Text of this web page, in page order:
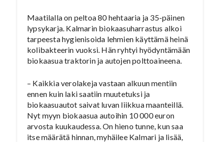
Maatilalla on peltoa 80 hehtaaria ja 35-päinen
lypsykarja. Kalmarin biokaasuharrastus alkoi
tarpeesta hygienisoida lehmien käyttämä heinä
kolibakteerin vuoksi. Hän ryhtyi hyödyntämään
biokaasua traktorin ja autojen polttoaineena.
– Kaikkia verolakeja vastaan alkuun mentiin
ennen kuin laki saatiin muutetuksi ja
biokaasuautot saivat luvan liikkua maanteillä.
Nyt myyn biokaasua autoihin 10 000 euron
arvosta kuukaudessa. On hieno tunne, kun saa
itse määrätä hinnan, myhäilee Kalmari ja lisää,